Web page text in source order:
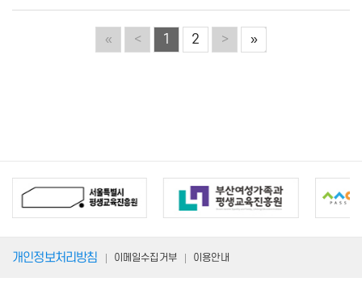
« < 1 2 > »
개인정보처리방침 이메일수집거부 이용안내